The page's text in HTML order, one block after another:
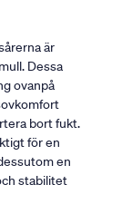
är
Dessa
ovanpå
bort fukt.
för en
en
stabilitet